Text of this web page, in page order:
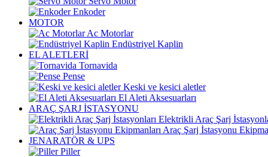
Enkoder
MOTOR
Ac Motorlar
Endüstriyel Kaplin
EL ALETLERİ
Tornavida
Pense
Keski ve kesici aletler
El Aleti Aksesuarları
ARAÇ ŞARJ İSTASYONU
Elektrikli Araç Şarj
Araç Şarj İstasyonu
JENARATÖR & UPS
Piller